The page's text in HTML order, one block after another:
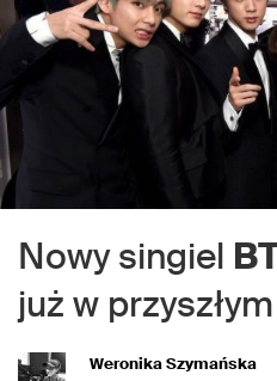
Nowy singiel
już w
Weronika Szymańska